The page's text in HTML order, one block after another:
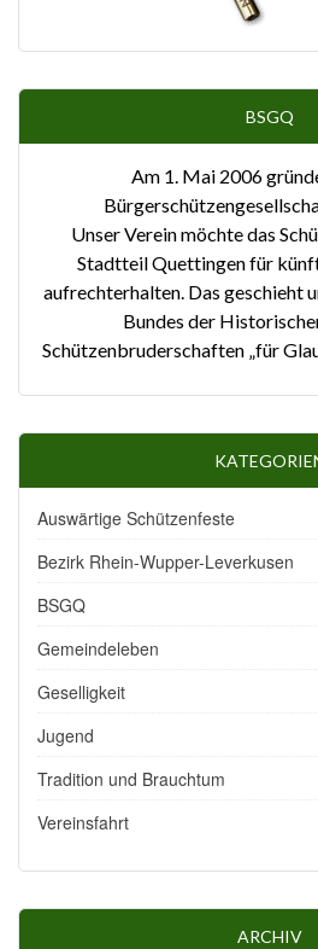
BSGQ
Am 1. Mai 2006
Unser Verein möchte das
Stadtteil Quettingen für
aufrechterhalten. Das geschieht
Bundes der
Schützenbruderschaften „für
Auswärtige Schützenfeste
Bezirk Rhein-Wupper-Leverkusen
BSGQ
Gemeindeleben
Geselligkeit
Jugend
Tradition und Brauchtum
Vereinsfahrt
ARCHIV